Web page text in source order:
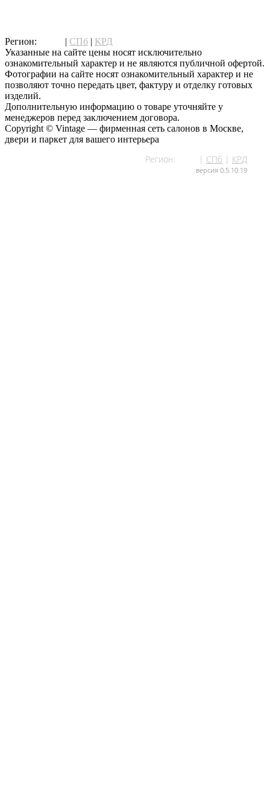
Регион: | СПб | КРД
Указанные на сайте цены носят исключительно
ознакомительный характер и не являются публичной офертой.
Фотографии на сайте носят ознакомительный характер и не
позволяют точно передать цвет, фактуру и отделку готовых
изделий.
Дополнительную информацию о товаре уточняйте у
менеджеров перед заключением договора.
Copyright © Vintage — фирменная сеть салонов в Москве,
двери и паркет для вашего интерьера
Регион: | СПб | КРД
версия 0.5.10.19